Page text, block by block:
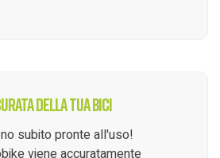
della tua bici
subito pronte all'uso!
viene accuratamente